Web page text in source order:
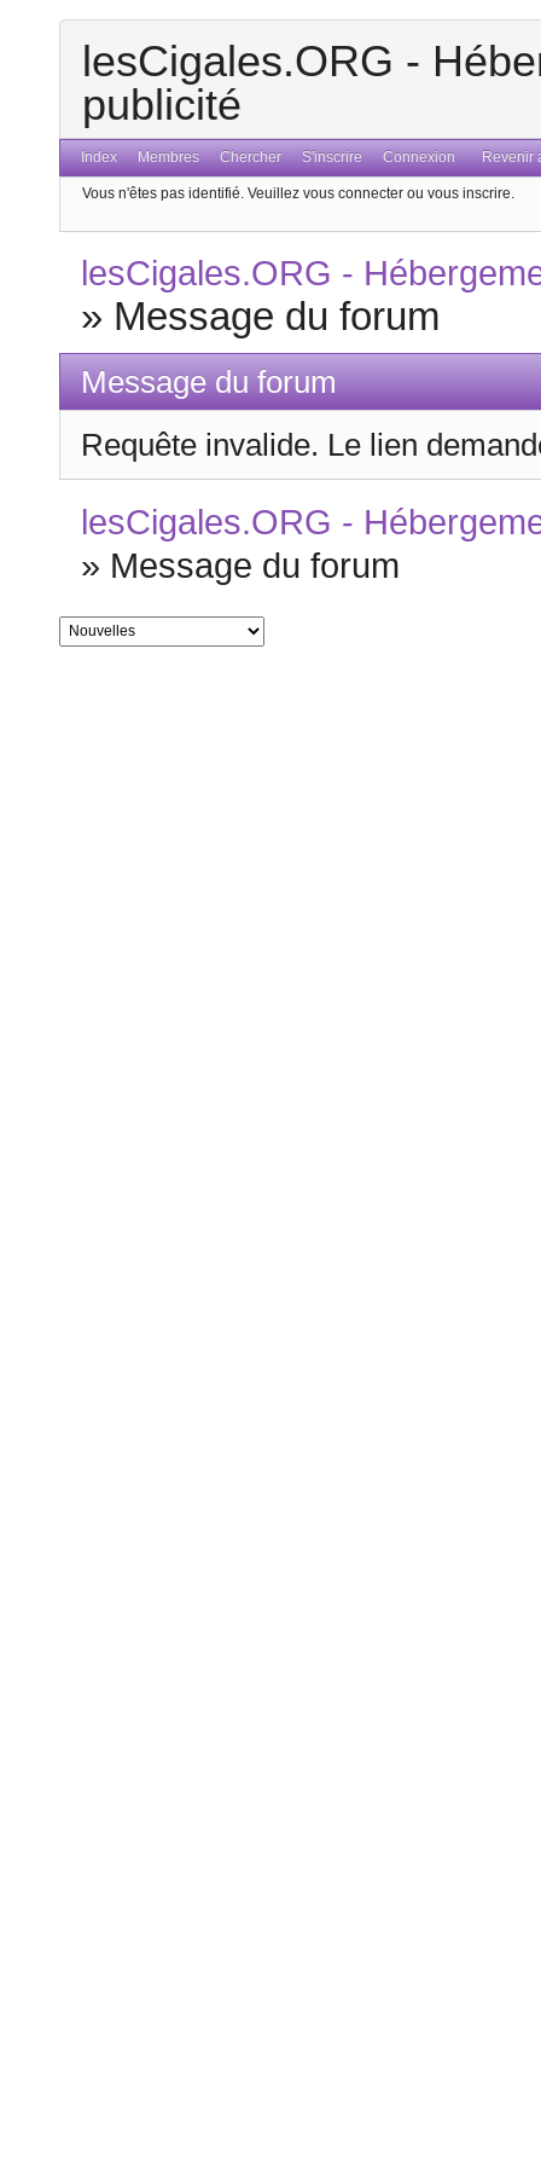
lesCigales.ORG -
publicité
Index Membres Chercher S'inscrire Connexion Revenir
Vous n'êtes pas identifié. Veuillez vous connecter ou vous inscrire.
lesCigales.ORG -
» Message du forum
Message du forum
Requête invalide. Le lien
lesCigales.ORG -
» Message du forum